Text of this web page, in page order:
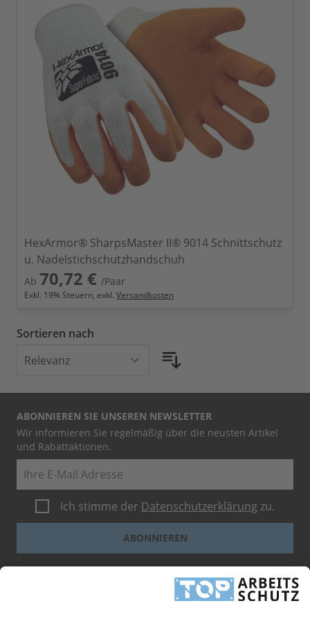
HexArmor® SharpsMaster II® 9014 Schnittschutz
u. Nadelstichschutzhandschuh
Ab 70,72 € /Paar
Exkl. 19% Steuern, exkl. Versandkosten
Sortieren nach
ABONNIEREN SIE UNSEREN NEWSLETTER
Wir informieren Sie regelmäßig über die neusten Artikel
und Rabattaktionen.
Ich stimme der Datenschutzerklärung zu.
ABONNIEREN
Dieses Formular ist durch reCAPTCHA geschützt - es gelten dieGoogle-
-Geschäftsbedingungen.